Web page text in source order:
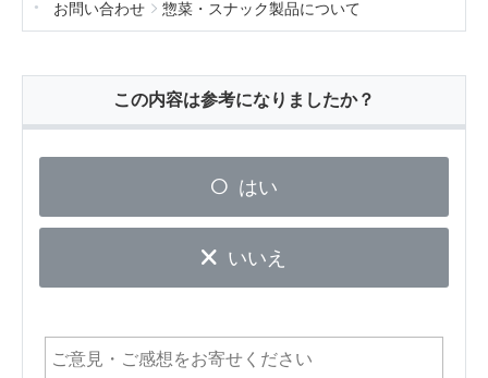
お問い合わせ 惣菜・スナック製品について
この内容は参考になりましたか？
はい
いいえ